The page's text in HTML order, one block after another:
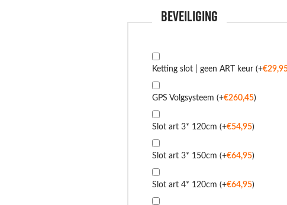
Beveiliging
Ketting slot | geen ART keur (+€
GPS Volgsysteem (+€260,45)
Slot art 3* 120cm (+€54,95)
Slot art 3* 150cm (+€64,95)
Slot art 4* 120cm (+€64,95)